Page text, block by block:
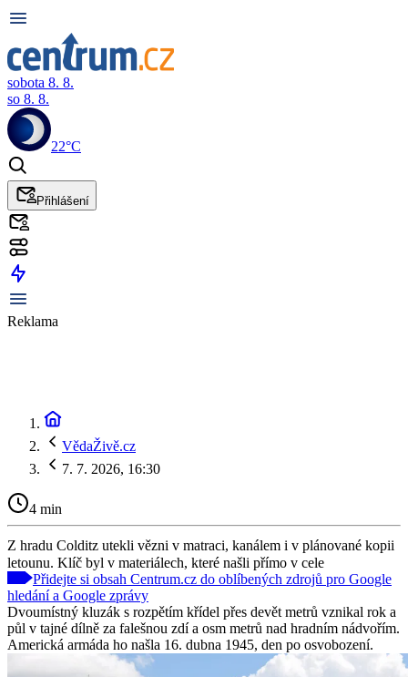
sobota 8. 8.
so 8. 8.
22°C
Přihlášení
Reklama
VědaŽivě.cz
7. 7. 2026, 16:30
4 min
Z hradu Colditz utekli vězni v matraci, kanálem i v plánované kopii
letounu. Klíč byl v materiálech, které našli přímo v cele
Přidejte si obsah Centrum.cz do oblíbených zdrojů pro Google
hledání a Google zprávy
Dvoumístný kluzák s rozpětím křídel přes devět metrů vznikal rok a
půl v tajné dílně za falešnou zdí a osm metrů nad hradním nádvořím.
Americká armáda ho našla 16. dubna 1945, den po osvobození.